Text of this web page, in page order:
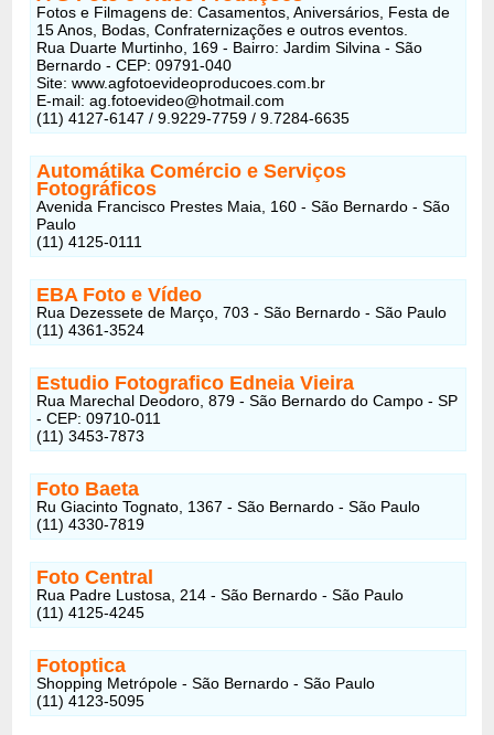
Fotos e Filmagens de: Casamentos, Aniversários, Festa de
15 Anos, Bodas, Confraternizações e outros eventos.
Rua Duarte Murtinho, 169 - Bairro: Jardim Silvina - São
Bernardo - CEP: 09791-040
Site: www.agfotoevideoproducoes.com.br
E-mail: ag.fotoevideo@hotmail.com
(11) 4127-6147 / 9.9229-7759 / 9.7284-6635
Automátika Comércio e Serviços
Fotográficos
Avenida Francisco Prestes Maia, 160 - São Bernardo - São
Paulo
(11) 4125-0111
EBA Foto e Vídeo
Rua Dezessete de Março, 703 - São Bernardo - São Paulo
(11) 4361-3524
Estudio Fotografico Edneia Vieira
Rua Marechal Deodoro, 879 - São Bernardo do Campo - SP
- CEP: 09710-011
(11) 3453-7873
Foto Baeta
Ru Giacinto Tognato, 1367 - São Bernardo - São Paulo
(11) 4330-7819
Foto Central
Rua Padre Lustosa, 214 - São Bernardo - São Paulo
(11) 4125-4245
Fotoptica
Shopping Metrópole - São Bernardo - São Paulo
(11) 4123-5095